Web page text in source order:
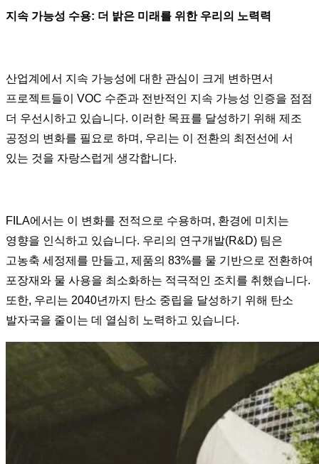
지속 가능성 수용: 더 밝은 미래를 위한 우리의 노력력
산업계에서 지속 가능성에 대한 관심이 크게 변하면서
프로젝트들이 VOC 수준과 전반적인 지속 가능성 인증을 점점
더 우선시하고 있습니다. 이러한 목표를 달성하기 위해 제조
공정의 변화를 필요로 하며, 우리는 이 전환의 최전선에 서
있는 것을 자랑스럽게 생각합니다.
FILA에서는 이 변화를 전적으로 수용하며, 환경에 미치는
영향을 인식하고 있습니다. 우리의 연구개발(R&D) 팀은
고농축 세정제를 만들고, 제품의 83%를 물 기반으로 전환하여
포장재와 물 사용을 최소화하는 적극적인 조치를 취했습니다.
또한, 우리는 2040년까지 탄소 중립을 달성하기 위해 탄소
발자국을 줄이는 데 열심히 노력하고 있습니다.